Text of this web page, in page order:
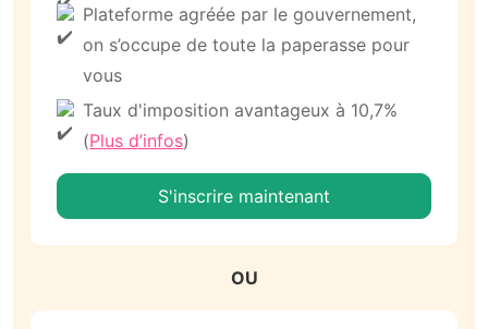
Plateforme agréée par le gouvernement,
on s’occupe de toute la paperasse pour
vous
Taux d'imposition avantageux à 10,7%
(Plus d’infos)
S'inscrire maintenant
OU